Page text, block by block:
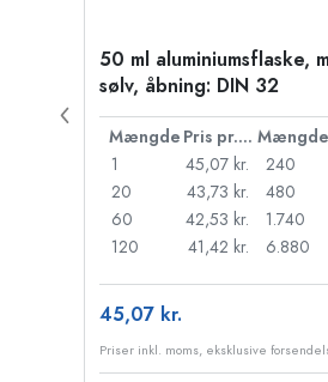
50 ml aluminiumsflaske,
sølv, åbning: DIN 32
Mængde Pris pr. stk. Mængde
1
45,07 kr.
20
43,73 kr.
60
42,53 kr.
120
41,42 kr.
240
480
1.740
6.880
45,07 kr.